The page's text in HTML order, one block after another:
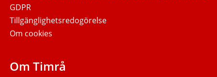
GDPR
Tillgänglighetsredogörelse
Om cookies
Om Timrå